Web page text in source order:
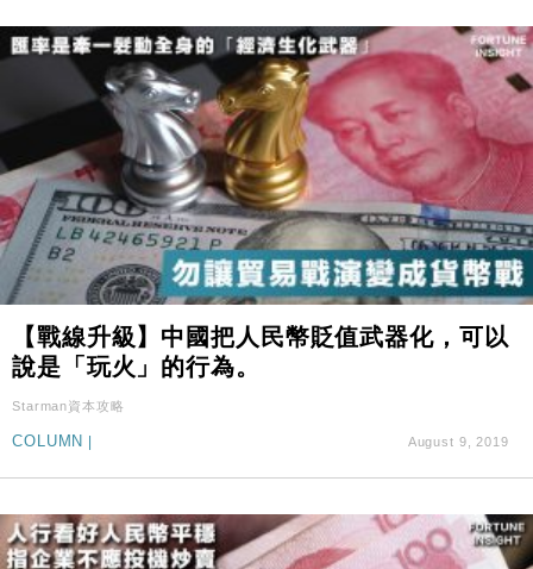
【戰線升級】中國把人民幣貶值武器化，可以
說是「玩火」的行為。
Starman資本攻略
COLUMN August 9, 2019